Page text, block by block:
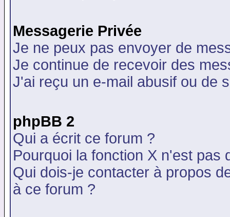
Messagerie Privée
Je ne peux pas envoyer de
Je continue de recevoir des
J'ai reçu un e-mail abusif ou de
phpBB 2
Qui a écrit ce forum ?
Pourquoi la fonction X n'est pas
Qui dois-je contacter à propos
à ce forum ?